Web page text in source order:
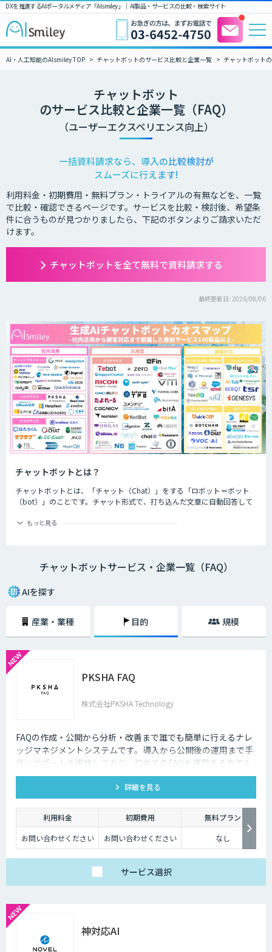
DXを推進するAIポータルメディア「AIsmiley」｜ AI製品・サービスの比較・検索サイト
AI・人工知能のAIsmiley TOP チャットボットのサービス比較と企業一覧 チャットボット
チャットボット
のサービス比較と企業一覧（FAQ）
（ユーザーエクスペリエンス向上）
一括資料請求なら、導入の比較検討が
スムーズに行えます!
利用料金・初期費用・無料プラン・トライアルの有無などを、一覧
で比較・確認できるページです。サービスを比較・検討後、希望条
件に合うものが見つかりましたら、下記のボタンよりご請求いただ
けます。
チャットボットを全て無料で資料請求する
最終更新日: 2026/08/06
チャットボットとは？
チャットボットとは、「チャット（Chat）」をする「ロボット＝ボット
（bot）」のことです。チャット形式で、打ち込んだ文章に自動回答して
・AI型チャットボットの特徴
「機械学習型」といわれる仕組みを採用したチャットボットで、文章全体
の意味を理解した上で回答を返すことができるという特徴を持っていま
め、その学習を重ねるごとにチャットの回答精度が向上されていくのが大
・シナリオ型チャットボットの特徴
シナリオ型チャットボットにはAIが搭載されていないため、「Aという単
語が含まれていたらBを返答する」といったルールを人間が事前に設定し
ておかなければなりません。また、AI型のように学習を重ねていくわけで
もないため、不適切な返答が行われてしまう場合には、担当者が自ら修正
企業がチャットボットを導入するメリットは以下3つが挙げられます。
・24時間365日対応できる
チャットボットを導入することで得られる最大のメリットは、24時間365
日対応できるという点です。スマートフォンの普及に伴い、ユーザーはい
つでもインターネット検索を行えるようになりました。そのため現在は、
深夜に「この商品についてもっと詳しく知りたい」と思い立つケースも少
なくないのです。
そのような場合に、チャットボットを設置しておけば、ユーザーの疑問を
ます。低コストで問い合わせ対応の環境を整えられるという点は大きなメ
リットといえるでしょう。
・問い合わせ対応を効率化できる
ユーザーから似たような問い合わせが頻繁に寄せられることは決して珍し
くありません。その質問に毎回担当者が回答していくのは、決して効率的
もっと見る
チャットボットサービス・企業一覧（FAQ）
AIを探す
産業・業種 目的 規模
PKSHA FAQ
株式会社PKSHA Technology
FAQの作成・公開から分析・改善まで誰でも簡単に行えるナレ
ッジマネジメントシステムです。導入から公開後の運用まで手
厚いサポートを実施しており、初めてのFAQを運用する方でも
安心して利用できます。
詳細を見る
利用料金 初期費用
無料プラン
お問い合わせください
お問い合わせください なし
サービス選択
神対応AI